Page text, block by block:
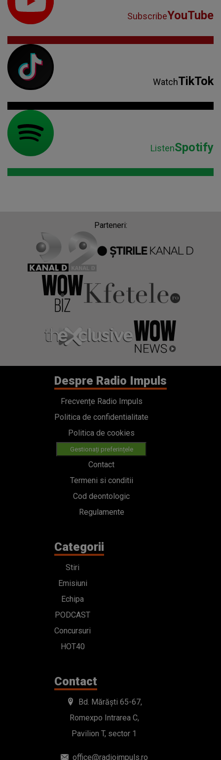
SubscribeYouTube
WatchTikTok
ListenSpotify
Parteneri:
Despre Radio Impuls
Frecvențe Radio Impuls
Politica de confidentialitate
Politica de cookies
Gestionați preferințele
Contact
Termeni si conditii
Cod deontologic
Regulamente
Categorii
Stiri
Emisiuni
Echipa
PODCAST
Concursuri
HOT40
Contact
Bd. Mărăști 65-67,
Romexpo Intrarea C,
Pavilion T, sector 1
office@radioimpuls.ro